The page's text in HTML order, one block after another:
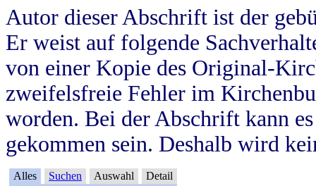
Autor dieser Abschrift ist der
Er weist auf folgende
von einer Kopie des Original-
zweifelsfreie Fehler im
worden. Bei der Abschrift kann
gekommen sein. Deshalb wird
Alles Suchen Auswahl Detail